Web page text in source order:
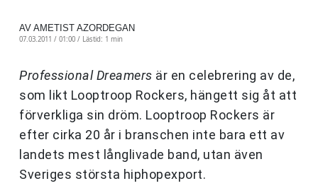
AV AMETIST AZORDEGAN
07.03.2011 / 01:00 / Lästid: 1 min
Professional Dreamers är en celebrering av de,
som likt Looptroop Rockers, hängett sig åt att
förverkliga sin dröm. Looptroop Rockers är
efter cirka 20 år i branschen inte bara ett av
landets mest långlivade band, utan även
Sveriges största hiphopexport.